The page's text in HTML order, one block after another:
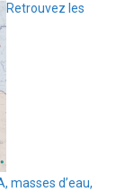
Retrouvez les
masses d’eau,